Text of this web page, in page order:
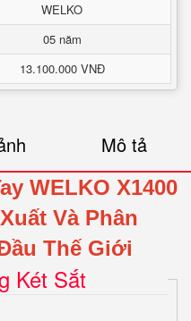
WELKO
05 năm
13.100.000 VNĐ
Mô tả
WELKO X1400
Và Phân
Thế Giới
Két Sắt